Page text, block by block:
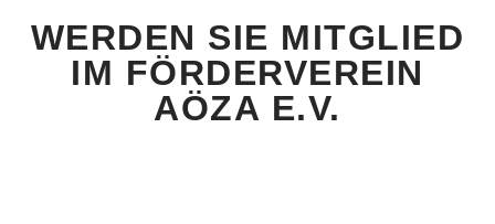
WERDEN SIE MITGLIED
IM FÖRDERVEREIN
AÖZA E.V.